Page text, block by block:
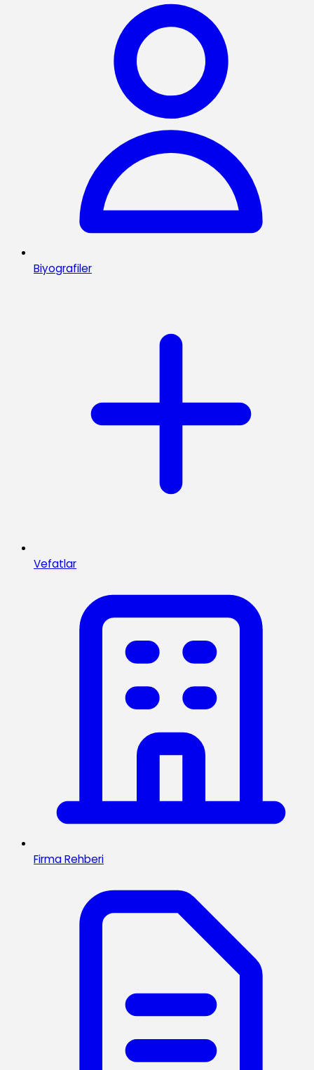
Biyografiler
Vefatlar
Firma Rehberi